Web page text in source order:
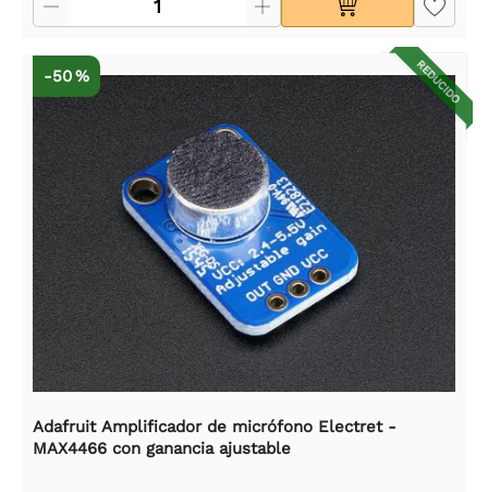
REDUCIDO
-50 %
Adafruit Amplificador de micrófono Electret -
MAX4466 con ganancia ajustable